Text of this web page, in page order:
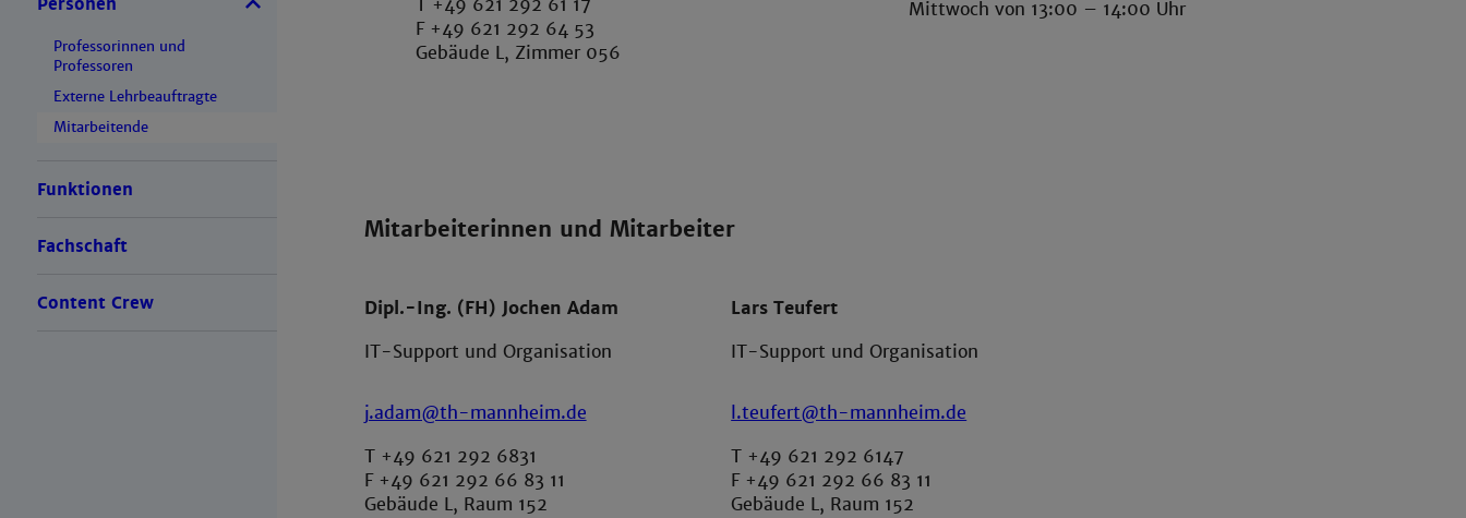
Professorinnen und
Professoren
Externe Lehrbeauftragte
Mitarbeitende
Funktionen
Fachschaft
Content Crew
T +49 621 292 61 17
F +49 621 292 64 53
Gebäude L, Zimmer 056
Mittwoch von 13:00 – 14:00 Uhr
Mitarbeiterinnen und Mitarbeiter
Dipl.-Ing. (FH) Jochen Adam
IT-Support und Organisation
j.adam@th-mannheim.de
T +49 621 292 6831
F +49 621 292 66 83 11
Gebäude L, Raum 152
Lars Teufert
IT-Support und Organisation
l.teufert@th-mannheim.de
T +49 621 292 6147
F +49 621 292 66 83 11
Gebäude L, Raum 152